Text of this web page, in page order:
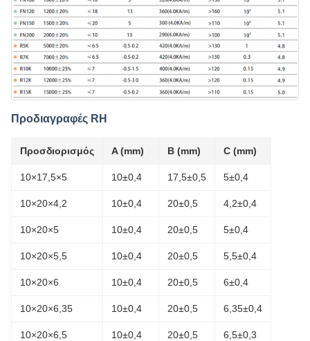
Προδιαγραφές RH
Προσδιορισμός A (mm) B (mm) C (mm)
10×17,5×5 10±0,4 17,5±0,5 5±0,4
10×20×4,2 10±0,4 20±0,5 4,2±0,4
10×20×5 10±0,4 20±0,5 5±0,4
10×20×5,5 10±0,4 20±0,5 5,5±0,4
10×20×6 10±0,4 20±0,5 6±0,4
10×20×6,35 10±0,4 20±0,5 6,35±0,4
10×20×6,5 10±0,4 20±0,5 6,5±0,3